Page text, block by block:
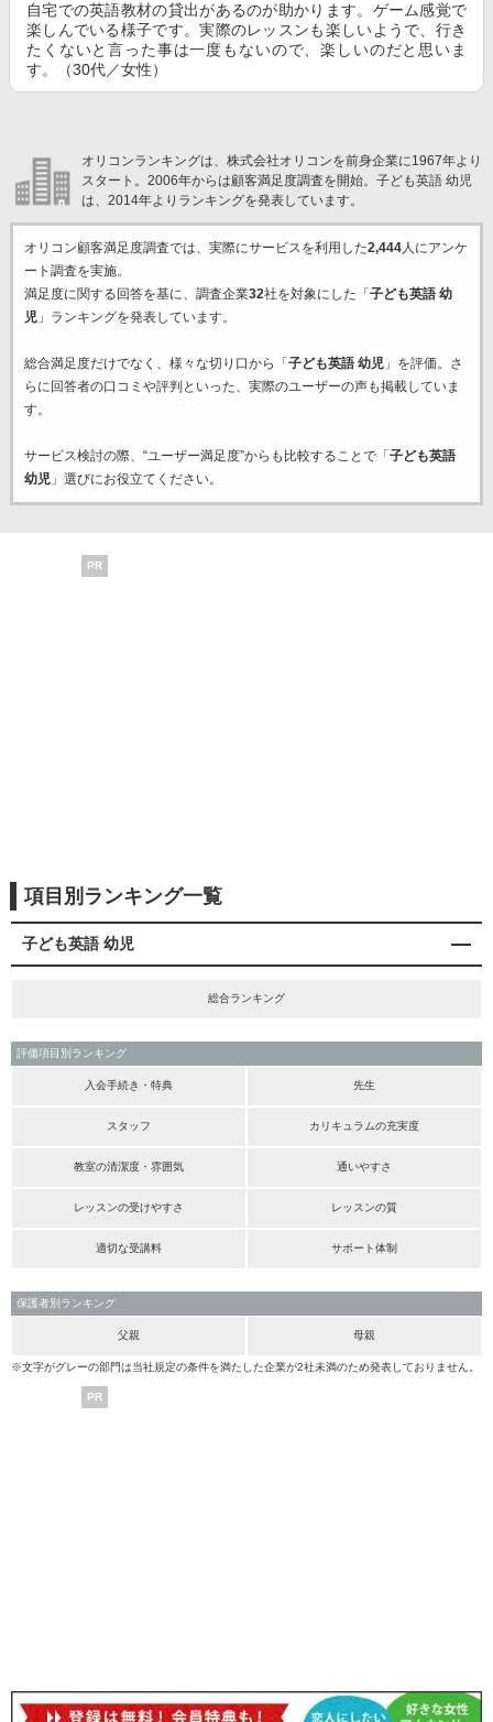
自宅での英語教材の貸出があるのが助かります。ゲーム感覚で
楽しんでいる様子です。実際のレッスンも楽しいようで、行き
たくないと言った事は一度もないので、楽しいのだと思いま
す。（30代／女性）
オリコンランキングは、株式会社オリコンを前身企業に1967年より
スタート。2006年からは顧客満足度調査を開始。子ども英語 幼児
は、2014年よりランキングを発表しています。
オリコン顧客満足度調査では、実際にサービスを利用した2,444人にアンケ
ート調査を実施。
満足度に関する回答を基に、調査企業32社を対象にした「 子ども英語 幼
児」ランキングを発表しています。
総合満足度だけでなく、様々な切り口から「 子ども英語 幼児」を評価。さ
らに回答者の口コミや評判といった、実際のユーザーの声も掲載していま
す。
サービス検討の際、“ユーザー満足度”からも比較することで「 子ども英語
幼児」選びにお役立てください。
PR
項目別ランキング一覧
子ども英語 幼児
総合ランキング
評価項目別ランキング
入会手続き・特典 先生
スタッフ カリキュラムの充実度
教室の清潔度・雰囲気 通いやすさ
レッスンの受けやすさ レッスンの質
適切な受講料 サポート体制
保護者別ランキング
父親 母親
※文字がグレーの部門は当社規定の条件を満たした企業が2社未満のため発表しておりません。
PR